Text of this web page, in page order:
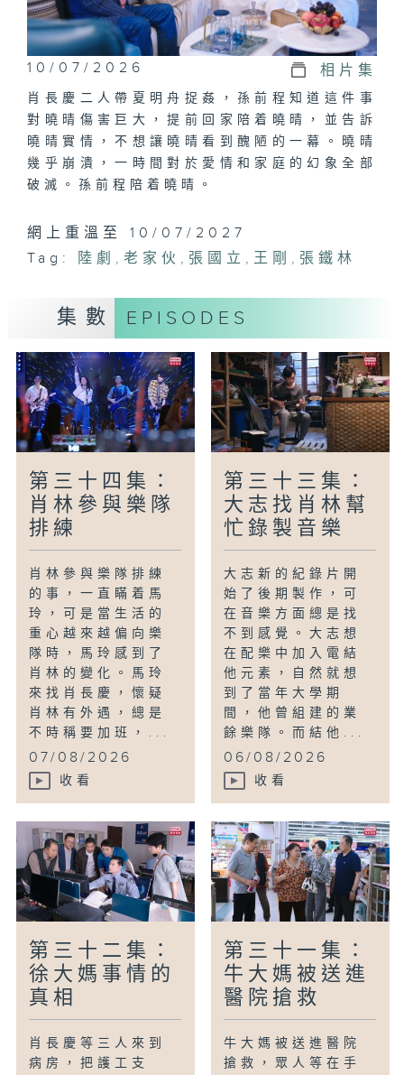
10/07/2026 相片集
肖長慶二人帶夏明舟捉姦，孫前程知道這件事
對曉晴傷害巨大，提前回家陪着曉晴，並告訴
曉晴實情，不想讓曉晴看到醜陋的一幕。曉晴
幾乎崩潰，一時間對於愛情和家庭的幻象全部
破滅。孫前程陪着曉晴。
網上重溫至 10/07/2027
Tag:
陸劇 ,老家伙 , 張國立 , 王剛 , 張鐵林
集數 EPISODES
第三十四集：
肖林參與樂隊
排練
肖林參與樂隊排練
的事，一直瞞着馬
玲，可是當生活的
重心越來越偏向樂
隊時，馬玲感到了
肖林的變化。馬玲
來找肖長慶，懷疑
肖林有外遇，總是
不時稱要加班，...
07/08/2026
收看
第三十三集：
大志找肖林幫
忙錄製音樂
大志新的紀錄片開
始了後期製作，可
在音樂方面總是找
不到感覺。大志想
在配樂中加入電結
他元素，自然就想
到了當年大學期
間，他曾組建的業
餘樂隊。而結他...
06/08/2026
收看
第三十二集：
徐大媽事情的
真相
肖長慶等三人來到
病房，把護工支
第三十一集：
牛大媽被送進
醫院搶救
牛大媽被送進醫院
搶救，眾人等在手